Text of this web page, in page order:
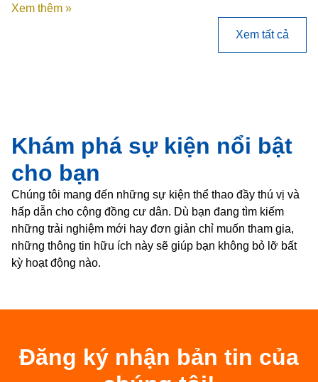
Xem thêm »
Xem tất cả
Khám phá sự kiện nổi bật
cho bạn
Chúng tôi mang đến những sự kiện thể thao đầy thú vị và
hấp dẫn cho cộng đồng cư dân. Dù bạn đang tìm kiếm
những trải nghiệm mới hay đơn giản chỉ muốn tham gia,
những thông tin hữu ích này sẽ giúp bạn không bỏ lỡ bất
kỳ hoạt động nào.
Đăng ký nhận bản tin của